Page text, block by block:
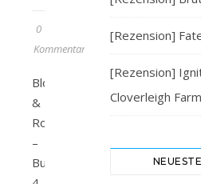
0
Kommentare
Blood
&
Roses
–
Buch
[Rezension]
[Rezension]
Cloverleigh